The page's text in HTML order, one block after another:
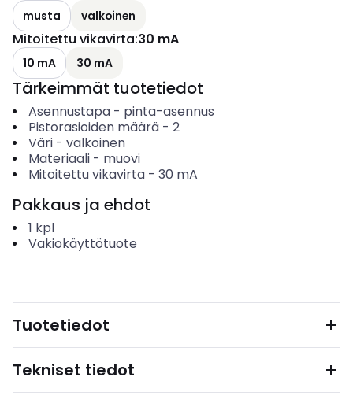
musta valkoinen
Mitoitettu vikavirta:30 mA
10 mA 30 mA
Tärkeimmät tuotetiedot
Asennustapa- pinta-asennus
Pistorasioiden määrä- 2
Väri- valkoinen
Materiaali- muovi
Mitoitettu vikavirta- 30 mA
Pakkaus ja ehdot
1 kpl
Vakiokäyttötuote
Tuotetiedot
Tekniset tiedot